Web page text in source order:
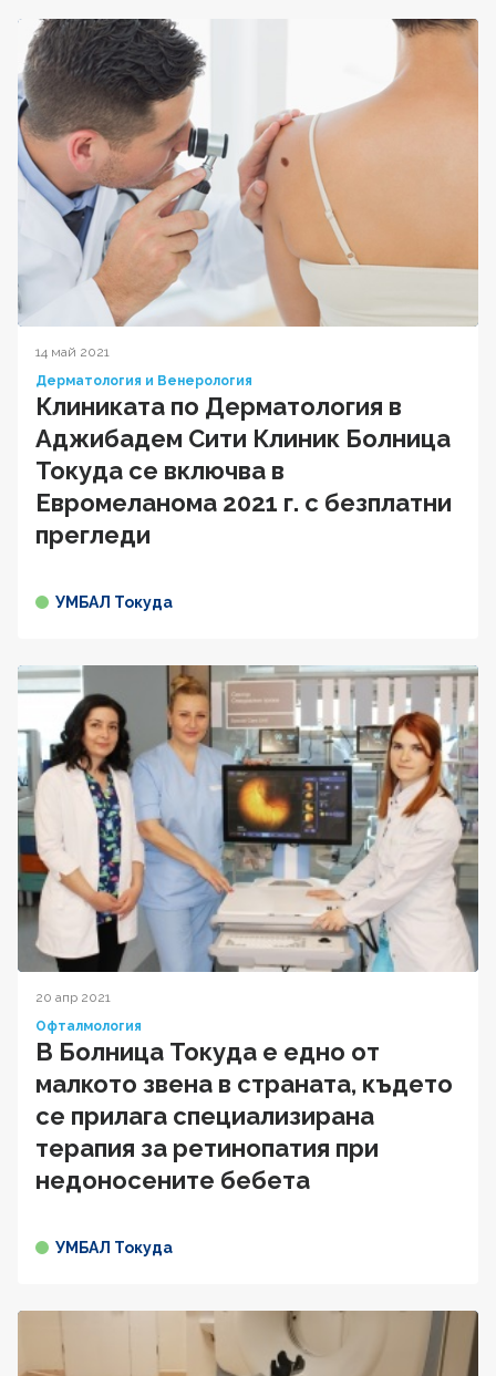
14 май 2021
Дерматология и Венерология
Клиниката по Дерматология в
Аджибадем Сити Клиник Болница
Токуда се включва в
Евромеланома 2021 г. с безплатни
прегледи
УМБАЛ Токуда
20 апр 2021
Офталмология
В Болница Токуда е едно от
малкото звена в страната, където
се прилага специализирана
терапия за ретинопатия при
недоносените бебета
УМБАЛ Токуда